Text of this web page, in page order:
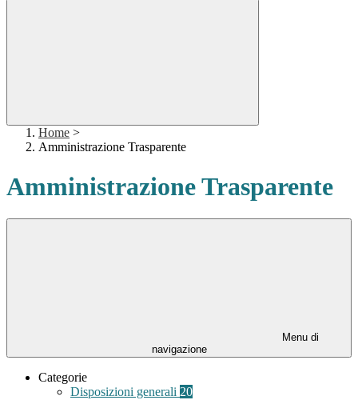
Home >
Amministrazione Trasparente
Amministrazione Trasparente
Menu di
navigazione
Categorie
Disposizioni generali 20